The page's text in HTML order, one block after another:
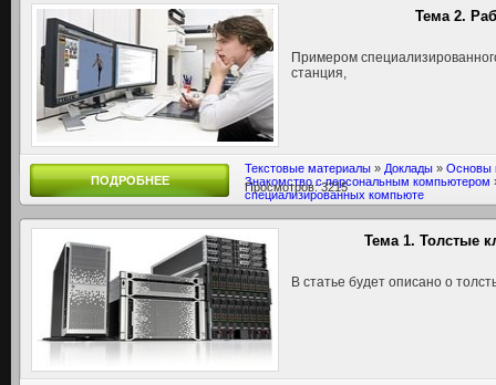
Тема 2.
Примером
станция,
ПОДРОБНЕЕ
Текстовые материалы » Доклады » Основы
Знакомство с персональным компьютером
специализированных компьюте
Просмотров: 3215
Тема 1. Толстые
В статье будет описано о